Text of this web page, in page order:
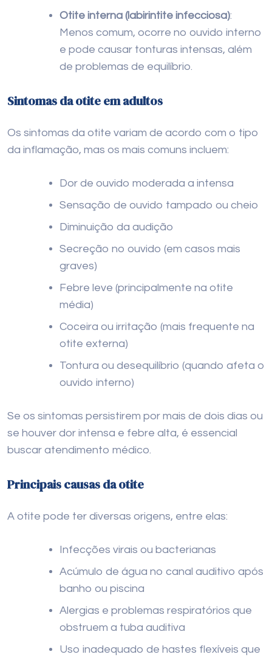
Otite interna (labirintite infecciosa):
Menos comum, ocorre no ouvido interno
e pode causar tonturas intensas, além
de problemas de equilíbrio.
Sintomas da otite em adultos
Os sintomas da otite variam de acordo com o tipo
da inflamação, mas os mais comuns incluem:
Dor de ouvido moderada a intensa
Sensação de ouvido tampado ou cheio
Diminuição da audição
Secreção no ouvido (em casos mais
graves)
Febre leve (principalmente na otite
média)
Coceira ou irritação (mais frequente na
otite externa)
Tontura ou desequilíbrio (quando afeta o
ouvido interno)
Se os sintomas persistirem por mais de dois dias ou
se houver dor intensa e febre alta, é essencial
buscar atendimento médico.
Principais causas da otite
A otite pode ter diversas origens, entre elas:
Infecções virais ou bacterianas
Acúmulo de água no canal auditivo após
banho ou piscina
Alergias e problemas respiratórios que
obstruem a tuba auditiva
Uso inadequado de hastes flexíveis que